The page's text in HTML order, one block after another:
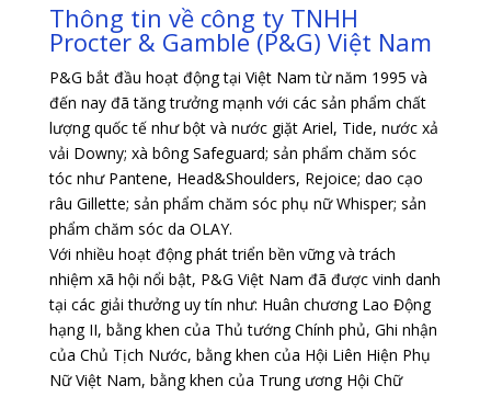
Thông tin về công ty TNHH
Procter & Gamble (P&G) Việt Nam
P&G bắt đầu hoạt động tại Việt Nam từ năm 1995 và
đến nay đã tăng trưởng mạnh với các sản phẩm chất
lượng quốc tế như bột và nước giặt Ariel, Tide, nước xả
vải Downy; xà bông Safeguard; sản phẩm chăm sóc
tóc như Pantene, Head&Shoulders, Rejoice; dao cạo
râu Gillette; sản phẩm chăm sóc phụ nữ Whisper; sản
phẩm chăm sóc da OLAY.
Với nhiều hoạt động phát triển bền vững và trách
nhiệm xã hội nổi bật, P&G Việt Nam đã được vinh danh
tại các giải thưởng uy tín như: Huân chương Lao Động
hạng II, bằng khen của Thủ tướng Chính phủ, Ghi nhận
của Chủ Tịch Nước, bằng khen của Hội Liên Hiện Phụ
Nữ Việt Nam, bằng khen của Trung ương Hội Chữ